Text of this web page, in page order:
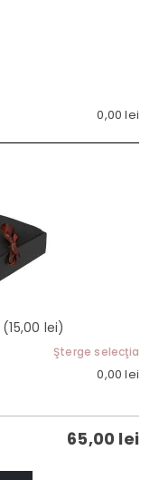
0,00lei
(15,00 lei)
Şterge selecţia
0,00lei
65,00 lei